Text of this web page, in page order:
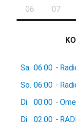
06 07
Sa. 06:00 -
So. 06:00 -
Di.
00:00 -
Di.
02:00 -